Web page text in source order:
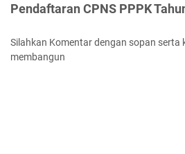
Pendaftaran CPNS PPPK
Silahkan Komentar dengan sopan serta
membangun